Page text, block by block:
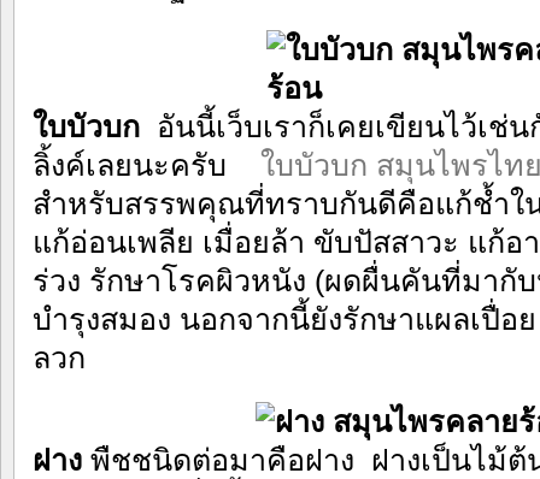
ใบบัวบก อันนี้เว็บเราก็เคยเขียนไว้เช่
ลิ้งค์เลยนะครับ ใบบัวบก สมุนไพรไท
สำหรับสรรพคุณที่ทราบกันดีคือแก้ช้ำใน
แก้อ่อนเพลีย เมื่อยล้า ขับปัสสาวะ แก้อ
ร่วง รักษาโรคผิวหนัง (ผดผื่นคันที่มากั
บำรุงสมอง นอกจากนี้ยังรักษาแผลเปื่
ลวก
ฝาง พืชชนิดต่อมาคือฝาง ฝางเป็นไม้ต้